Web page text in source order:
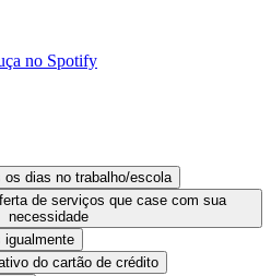
no Spotify
os dias no trabalho/escola
de serviços que case com sua
necessidade
igualmente
do cartão de crédito